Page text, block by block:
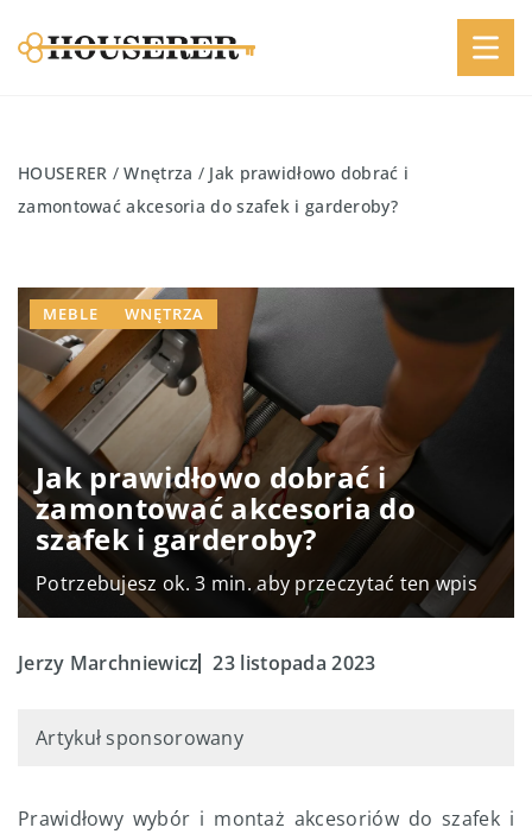
HOUSERER /Wnętrza / Jak prawidłowo dobrać i
zamontować akcesoria do szafek i garderoby?
Jak prawidłowo dobrać i
zamontować akcesoria do
szafek i garderoby?
Potrzebujesz ok. 3 min. aby przeczytać ten wpis
MEBLE WNĘTRZA
Jerzy Marchniewicz 23 listopada 2023
Artykuł sponsorowany
Prawidłowy wybór i montaż akcesoriów do szafek i